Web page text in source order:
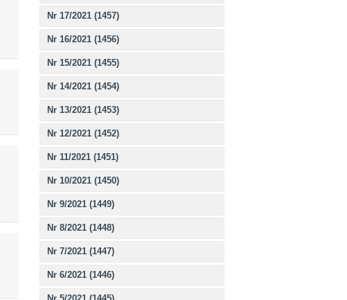
Nr 17/2021 (1457)
Nr 16/2021 (1456)
Nr 15/2021 (1455)
Nr 14/2021 (1454)
Nr 13/2021 (1453)
Nr 12/2021 (1452)
Nr 11/2021 (1451)
Nr 10/2021 (1450)
Nr 9/2021 (1449)
Nr 8/2021 (1448)
Nr 7/2021 (1447)
Nr 6/2021 (1446)